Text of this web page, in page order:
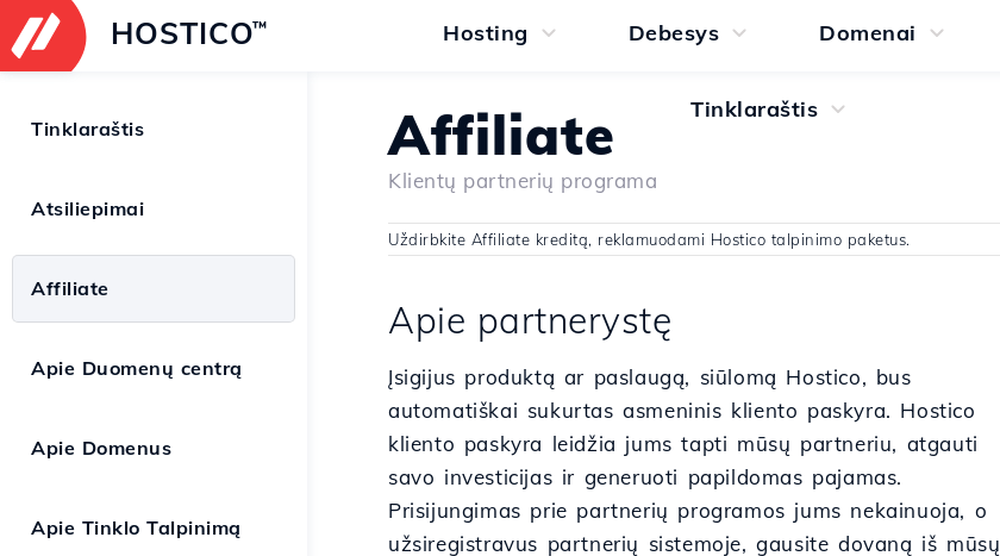
HOSTICO™ Hosting Debesys Domenai
Tinklaraštis
Affiliate
Klientų partnerių programa
Uždirbkite Affiliate kreditą, reklamuodami Hostico talpinimo paketus.
Apie partnerystę
Įsigijus produktą ar paslaugą, siūlomą Hostico, bus
automatiškai sukurtas asmeninis kliento paskyra. Hostico
kliento paskyra leidžia jums tapti mūsų partneriu, atgauti
savo investicijas ir generuoti papildomas pajamas.
Prisijungimas prie partnerių programos jums nekainuoja, o
užsiregistravus partnerių sistemoje, gausite dovaną iš mūsų
Tinklaraštis
Atsiliepimai
Affiliate
Apie Duomenų centrą
Apie Domenus
Apie Tinklo Talpinimą